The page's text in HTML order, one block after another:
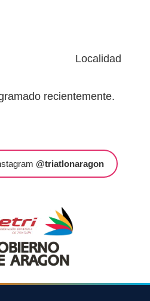
Localidad
recientemente.
@triatlonaragon